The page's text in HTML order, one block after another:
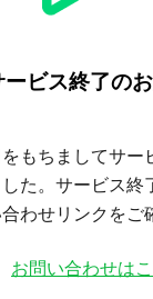
ービス終了の
もちましてサー
た。サービス
わせリンクをご
お問い合わせは